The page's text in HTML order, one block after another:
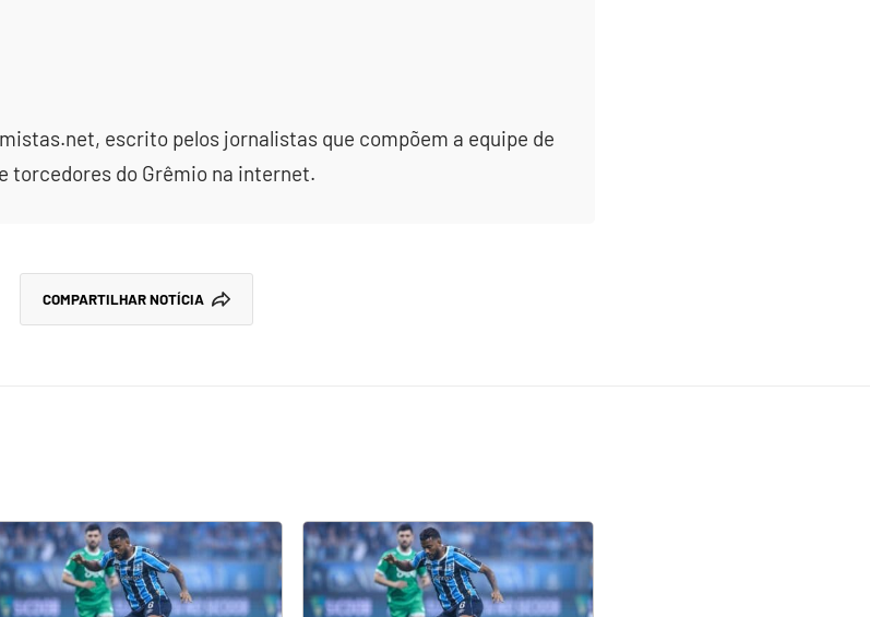
escrito pelos jornalistas que compõem a equipe de
torcedores do Grêmio na internet.
COMPARTILHAR NOTÍCIA